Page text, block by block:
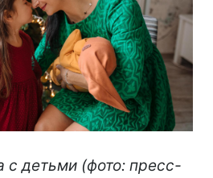
с детьми (фото: пресс-